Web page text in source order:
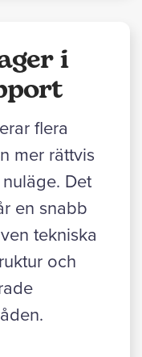
i
flera
mer rättvis
Det
en snabb
tekniska
och